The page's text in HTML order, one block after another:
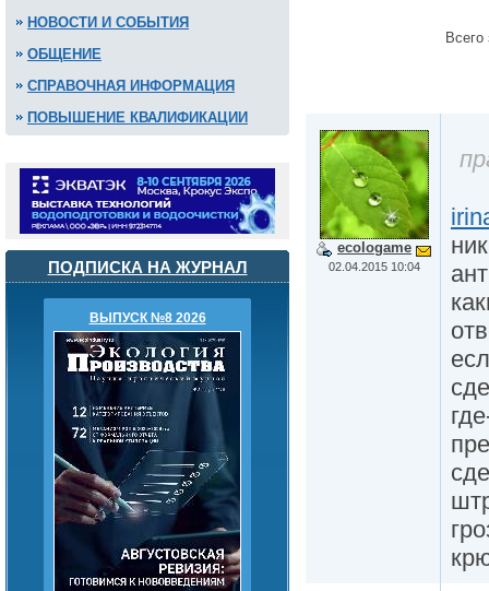
НОВОСТИ И СОБЫТИЯ
ОБЩЕНИЕ
СПРАВОЧНАЯ ИНФОРМАЦИЯ
ПОВЫШЕНИЕ КВАЛИФИКАЦИИ
ПОДПИСКА НА ЖУРНАЛ
ВЫПУСК №8 2026
Всего
ecologame
02.04.2015 10:04